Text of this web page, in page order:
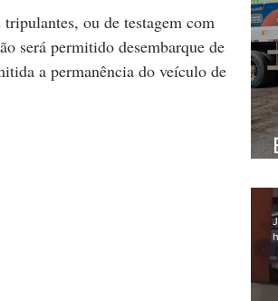
ou de testagem com
será permitido desembarque de
a permanência do veículo de